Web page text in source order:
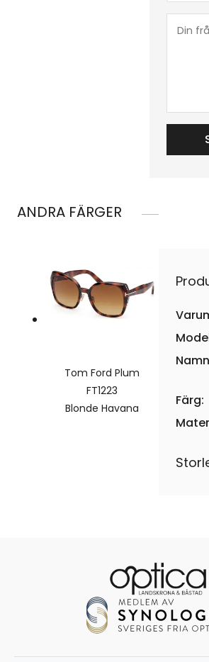
fråga...
ANDRA FÄRGER
Tom Ford Plum
FT1223
Blonde Havana
Färg: